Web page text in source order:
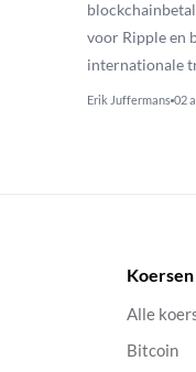
voor Ripple en
internationale
Erik Juffermans 02
Koersen
Alle
Bitcoin